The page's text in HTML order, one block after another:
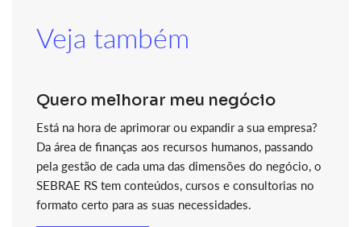
Veja também
Quero melhorar meu negócio
Está na hora de aprimorar ou expandir a sua empresa?
Da área de finanças aos recursos humanos, passando
pela gestão de cada uma das dimensões do negócio, o
SEBRAE RS tem conteúdos, cursos e consultorias no
formato certo para as suas necessidades.